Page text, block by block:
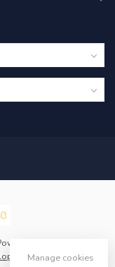
by
Manage cookies